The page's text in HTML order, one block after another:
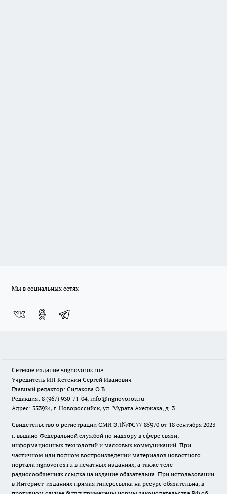
Мы в социальных сетях
Сетевое издание «ngnovoros.ru»
Учредитель ИП Кстенин Сергей Иванович
Главный редактор: Силакова О.В.
Редакция: 8 (967) 930-71-04, info@ngnovoros.ru
Адрес: 353924, г. Новороссийск, ул. Мурата Ахеджака, д. 3
Свидетельство о регистрации СМИ ЭЛ№ФС77-85970 от 18 сентября 2023
г. выдано Федеральной службой по надзору в сфере связи,
информационных технологий и массовых коммуникаций. При
частичном или полном воспроизведении материалов новостного
портала ngnovoros.ru в печатных изданиях, а также теле-
радиосообщениях ссылка на издание обязательна. При использовании
в Интернет-изданиях прямая гиперссылка на ресурс обязательна, в